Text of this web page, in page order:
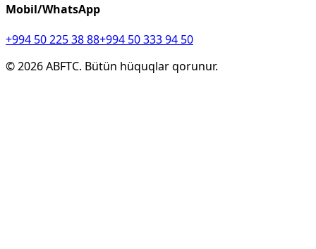
Mobil/WhatsApp
+994 50 225 38 88+994 50 333 94 50
©2026ABFTC. Bütün hüquqlar qorunur.